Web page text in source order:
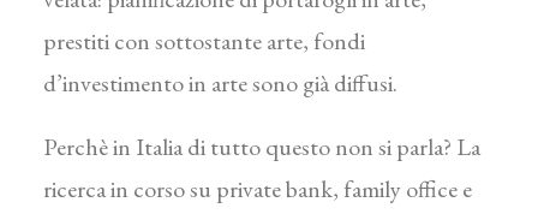
prestiti con sottostante arte, fondi
d’investimento in arte sono già diffusi.
Perchè in Italia di tutto questo non si parla? La
ricerca in corso su private bank, family office e